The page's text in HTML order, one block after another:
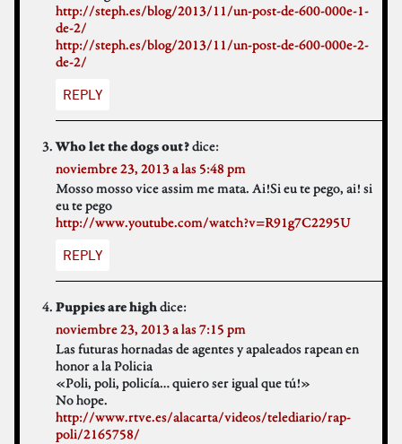
http://steph.es/blog/2013/11/un-post-de-600-000e-1-
de-2/
http://steph.es/blog/2013/11/un-post-de-600-000e-2-
de-2/
REPLY
Who let the dogs out?dice:
noviembre 23, 2013 a las 5:48 pm
Mosso mosso vice assim me mata. Ai!Si eu te pego, ai! si
eu te pego
http://www.youtube.com/watch?v=R91g7C2295U
REPLY
Puppies are highdice:
noviembre 23, 2013 a las 7:15 pm
Las futuras hornadas de agentes y apaleados rapean en
honor a la Policia
«Poli, poli, policía… quiero ser igual que tú!»
No hope.
http://www.rtve.es/alacarta/videos/telediario/rap-
poli/2165758/